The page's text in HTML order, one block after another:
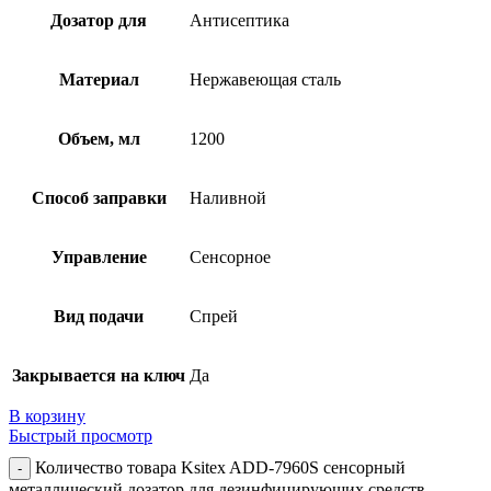
Дозатор для Антисептика
Материал Нержавеющая сталь
Объем, мл 1200
Способ заправки Наливной
Управление Сенсорное
Вид подачи Спрей
Закрывается на ключ Да
В корзину
Быстрый просмотр
Количество товара Ksitex ADD-7960S сенсорный